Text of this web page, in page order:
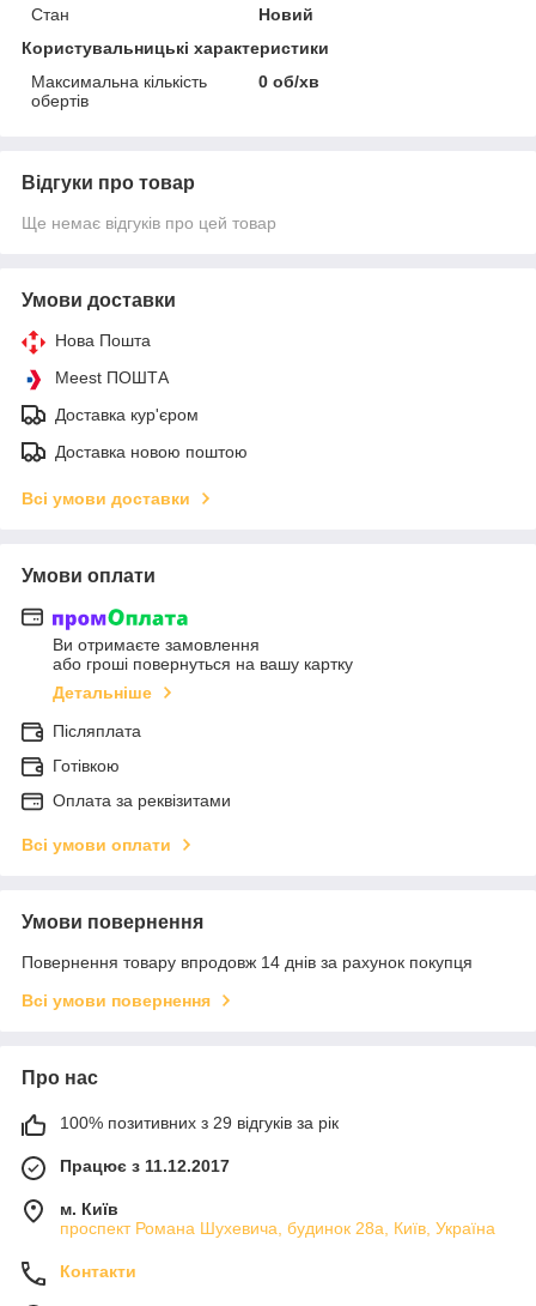
Стан
Новий
Користувальницькі характеристики
Максимальна кількість
обертів
0 об/хв
Відгуки про товар
Ще немає відгуків про цей товар
Умови доставки
Нова Пошта
Meest ПОШТА
Доставка кур'єром
Доставка новою поштою
Всі умови доставки
Умови оплати
Ви отримаєте замовлення
або гроші повернуться на вашу картку
Детальніше
Післяплата
Готівкою
Оплата за реквізитами
Всі умови оплати
Умови повернення
Повернення товару впродовж 14 днів за рахунок покупця
Всі умови повернення
Про нас
100% позитивних з 29 відгуків за рік
Працює з 11.12.2017
м. Київ
проспект Романа Шухевича, будинок 28а, Київ, Україна
Контакти